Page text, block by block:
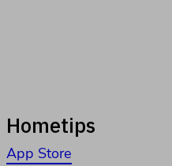
Hometips
App Store